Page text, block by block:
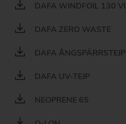
DAFA WINDFOIL 130
DAFA ZERO WASTE
DAFA
DAFA UV-TEJP
NEOPRENE 65